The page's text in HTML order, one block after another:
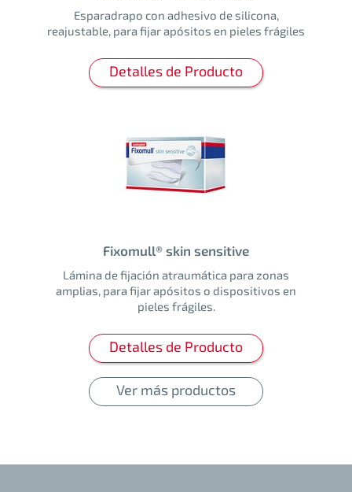
Esparadrapo con adhesivo de silicona,
reajustable, para fijar apósitos en pieles frágiles
Detalles de Producto
Fixomull® skin sensitive
Lámina de fijación atraumática para zonas
amplias, para fijar apósitos o dispositivos en
pieles frágiles.
Detalles de Producto
Ver más productos